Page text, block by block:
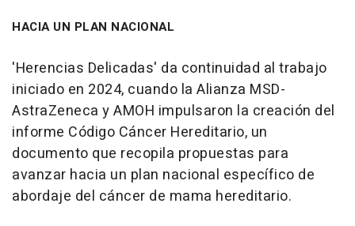
HACIA UN PLAN NACIONAL
'Herencias Delicadas' da continuidad al trabajo
iniciado en 2024, cuando la Alianza MSD-
AstraZeneca y AMOH impulsaron la creación del
informe Código Cáncer Hereditario, un
documento que recopila propuestas para
avanzar hacia un plan nacional específico de
abordaje del cáncer de mama hereditario.